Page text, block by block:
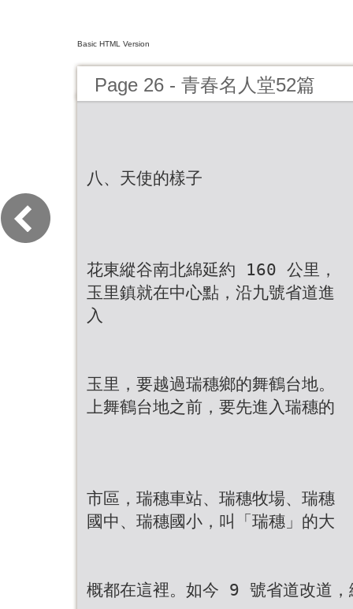
Basic HTML Version
Page 26 - 青春名人堂52篇
八、天使的樣子
花東縱谷南北綿延約 160 公里，
玉里鎮就在中心點，沿九號省道進
入
玉里，要越過瑞穗鄉的舞鶴台地。
上舞鶴台地之前，要先進入瑞穗的
市區，瑞穗車站、瑞穗牧場、瑞穗
國中、瑞穗國小，叫「瑞穗」的大
概都在這裡。如今 9 號省道改道，